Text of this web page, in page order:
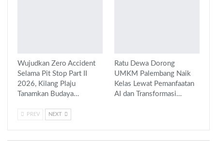
Wujudkan Zero Accident
Selama Pit Stop Part II
2026, Kilang Plaju
Tanamkan Budaya…
Ratu Dewa Dorong
UMKM Palembang Naik
Kelas Lewat Pemanfaatan
AI dan Transformasi…
PREV NEXT